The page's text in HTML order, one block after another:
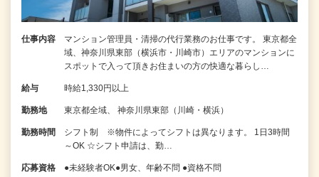
仕事内容
マンション管理員・清掃の代行業務のお仕事です。 東京都全
域、神奈川県東部（横浜市・川崎市）エリアのマンションに
スポットで入って頂きお住まいの方の快適な暮らし…
給与 時給1,330円以上
勤務地 東京都全域、 神奈川県東部（川崎・横浜）
勤務時間
シフト制 ※物件によってシフトは異なります。 1日3時間
～OK ☆シフト申請は、勤…
応募資格 ●未経験者OK●男女、年齢不問 ●資格不問